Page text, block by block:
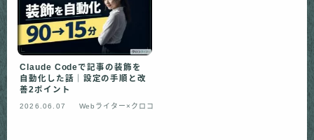
Claude Codeで記事の装飾を
自動化した話｜設定の手順と改
善2ポイント
2026.06.07 Webライター×クロコ